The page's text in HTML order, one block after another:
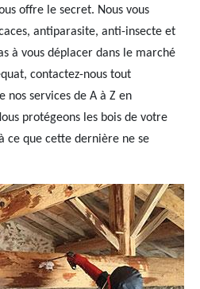
offre le secret. Nous vous
antiparasite, anti-insecte et
à vous déplacer dans le marché
contactez-nous tout
nos services de A à Z en
protégeons les bois de votre
ce que cette dernière ne se